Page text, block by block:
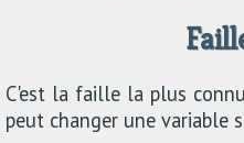
C'est la faille la plus
peut changer une variable